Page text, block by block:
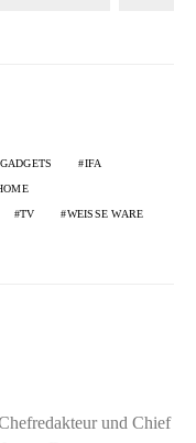
GADGETS IFA
TV WEISSE WARE
und Chief